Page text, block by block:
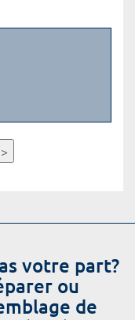
votre part?
ou
de